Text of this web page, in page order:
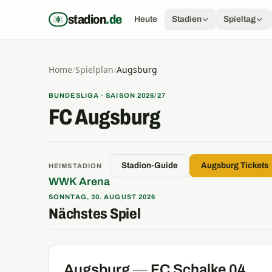
stadion.de Heute Stadien Spieltag
Home/Spielplan/Augsburg
BUNDESLIGA · SAISON 2026/27
FC Augsburg
HEIMSTADION
WWK Arena
Stadion-Guide Augsburg Tickets
SONNTAG, 30. AUGUST 2026
Nächstes Spiel